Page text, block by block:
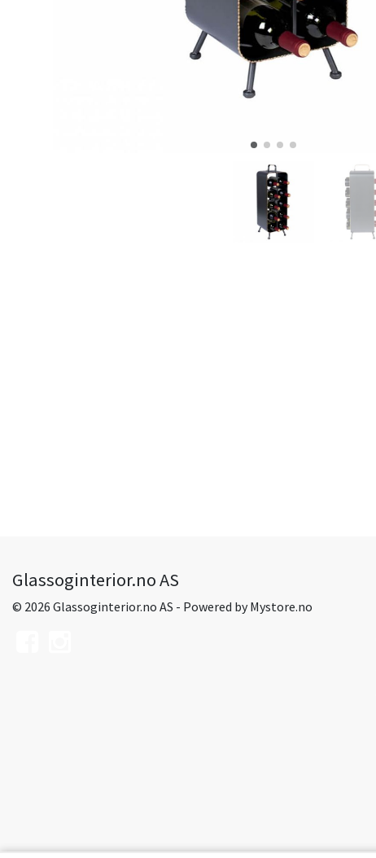
Glassoginterior.no AS
© 2026 Glassoginterior.no AS - Powered byMystore.no